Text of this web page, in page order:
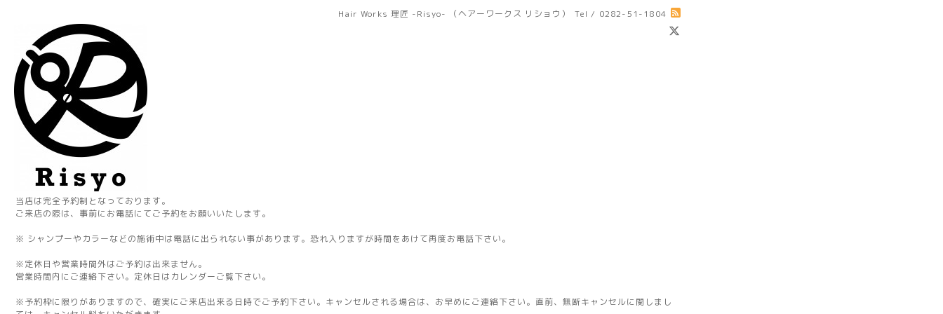
Hair Works 理匠 -Risyo- （ヘアーワークス リショウ） Tel / 0282-51-1804
当店は完全予約制となっております。
ご来店の際は、事前にお電話にてご予約をお願いいたします。
※ シャンプーやカラーなどの施術中は電話に出られない事があります。恐れ入りますが時間をあけて再度お電話下さい。
※定休日や営業時間外はご予約は出来ません。
営業時間内にご連絡下さい。定休日はカレンダーご覧下さい。
※予約枠に限りがありますので、確実にご来店出来る日時でご予約下さい。キャンセルされる場合は、お早めにご連絡下さい。直前、無断キャンセルに関しまし